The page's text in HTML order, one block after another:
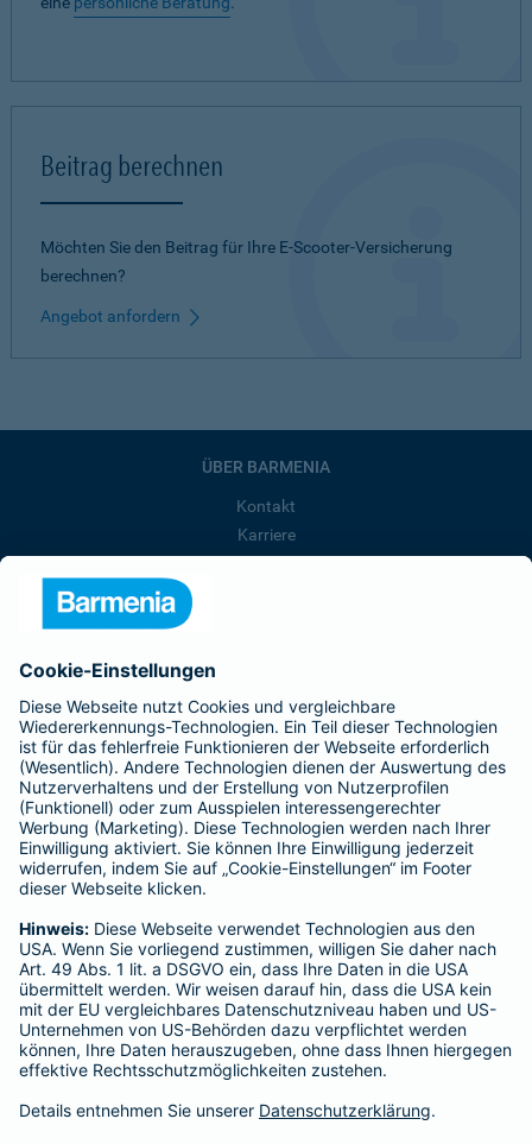
Beitrag berechnen
Möchten Sie den Beitrag für Ihre E-Scooter-Versicherung
berechnen?
Angebot anfordern
ÜBER BARMENIA
Kontakt
Karriere
Barmenia ist Teil der BarmeniaGothaer
BELIEBTE SEITEN
Kranken-Zusatzversicherung
Tierversicherungen
Haftpflichtversicherung
Hausratversicherung
Adresse ändern
Schaden melden
Kilometerstandsmeldung
Serviceübersicht